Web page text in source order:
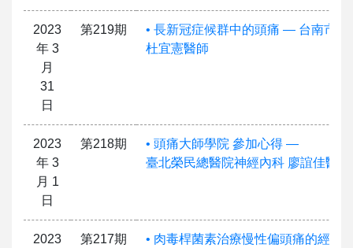
2023
年 3
月
31
日
第219期
• 長新冠症候群中的頭痛 — 台南市立
杜宜憲醫師
2023
年 3
月 1
日
第218期
• 頭痛大師學院 參加心得 —
臺北榮民總醫院神經內科 廖誼佳醫師
2023
第217期
• 肉毒桿菌素治療慢性偏頭痛的經驗